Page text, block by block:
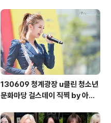
130609 청계광장 u클린 청소년
문화마당 걸스데이 직찍 by 아데